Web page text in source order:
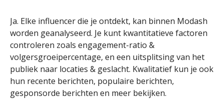
Ja. Elke influencer die je ontdekt, kan binnen Modash
worden geanalyseerd. Je kunt kwantitatieve factoren
controleren zoals engagement-ratio &
volgersgroeipercentage, en een uitsplitsing van het
publiek naar locaties & geslacht. Kwalitatief kun je ook
hun recente berichten, populaire berichten,
gesponsorde berichten en meer bekijken.